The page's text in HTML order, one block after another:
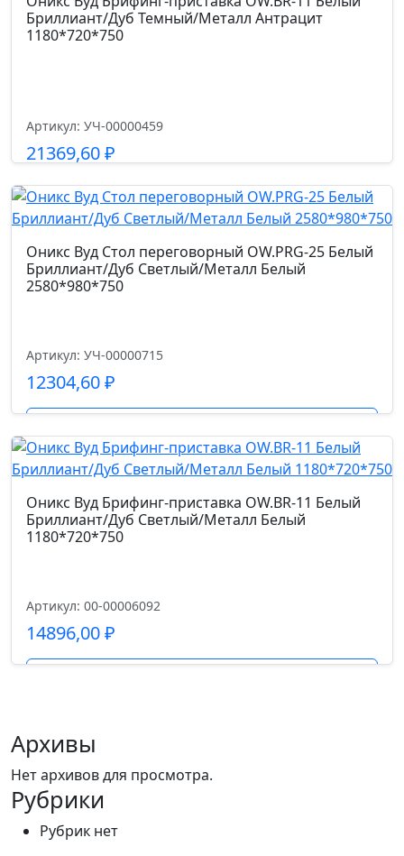
экокожа (W3719)
Размер габариты, см.
Ширина сиденья см.
49.0
Высота спинки см.
47
Высота от пола до сиденья см.
Высота подлокотников от пола см.
Бриллиант/Дуб Темный/Металл Антрацит
1180*720*750
Артикул: УЧ-00000459
21369,60₽
Подробнее
Оникс Вуд Стол переговорный OW.PRG-25 Белый
Бриллиант/Дуб Светлый/Металл Белый
2580*980*750
Артикул: УЧ-00000715
12304,60₽
Оникс Вуд Брифинг-приставка OW.BR-11 Белый
Бриллиант/Дуб Светлый/Металл Белый
1180*720*750
Артикул: 00-00006092
14896,00₽
Архивы
Нет архивов для просмотра.
Рубрики
Рубрик нет